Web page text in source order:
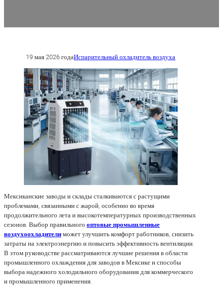
19 мая 2026 годаИспарительный охладитель воздуха
Мексиканские заводы и склады сталкиваются с растущими
проблемами, связанными с жарой, особенно во время
продолжительного лета и высокотемпературных производственных
сезонов. Выбор правильного оптовые промышленные
воздухоохладителиможет улучшить комфорт работников, снизить
затраты на электроэнергию и повысить эффективность вентиляции.
В этом руководстве рассматриваются лучшие решения в области
промышленного охлаждения для заводов в Мексике и способы
выбора надежного холодильного оборудования для коммерческого
и промышленного применения.